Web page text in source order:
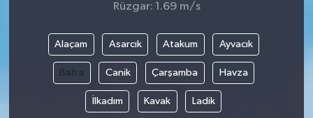
Rüzgar: 1.69 m/s
Alaçam Asarcık Atakum Ayvacık
Bafra Canik Çarşamba Havza
İlkadım Kavak Ladik